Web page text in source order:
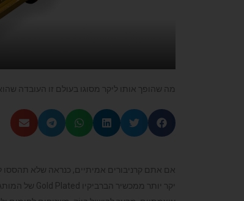
מה שהופך אותו ליקר מסוגו בעולם זו העובדה שהוא
אם אתם קרניבורים אמיתיים, כנראה שלא תהססו
יקר יותר ממכשיר הברביקיו
Gold Plated של